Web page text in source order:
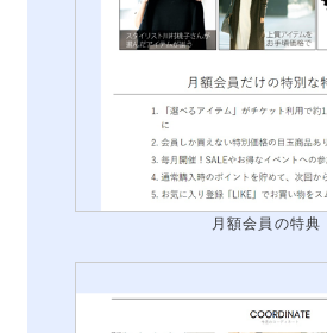
月額会員の特典